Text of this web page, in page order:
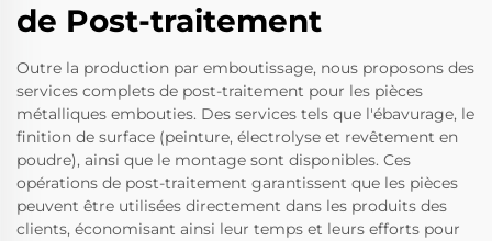
de Post-traitement
Outre la production par emboutissage, nous proposons des
services complets de post-traitement pour les pièces
métalliques embouties. Des services tels que l'ébavurage, le
finition de surface (peinture, électrolyse et revêtement en
poudre), ainsi que le montage sont disponibles. Ces
opérations de post-traitement garantissent que les pièces
peuvent être utilisées directement dans les produits des
clients, économisant ainsi leur temps et leurs efforts pour